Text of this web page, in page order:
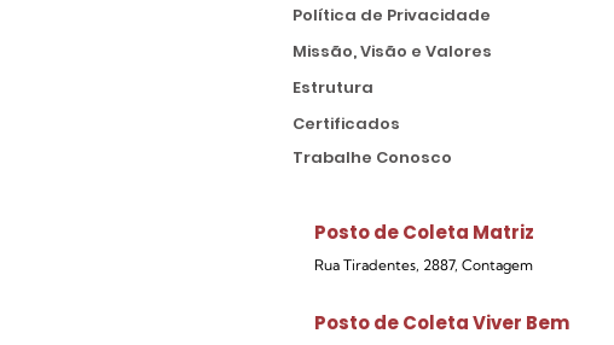
Política de Privacidade
Missão, Visão e Valores
Estrutura
Certificados
Trabalhe Conosco
Posto de Coleta Matriz
Rua Tiradentes, 2887, Contagem
Posto de Coleta Viver Bem